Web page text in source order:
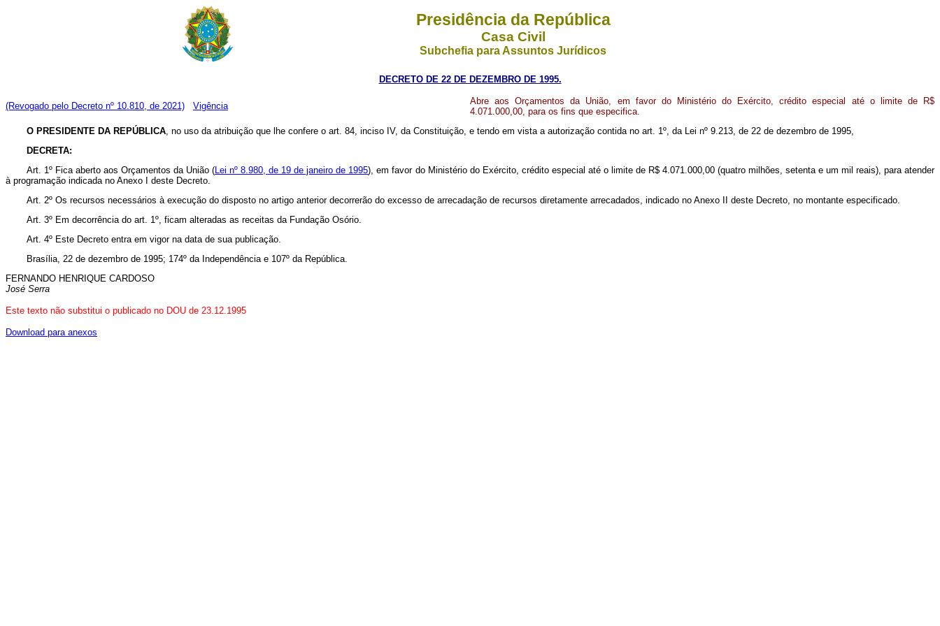
Presidência da República
Casa Civil
Subchefia para Assuntos Jurídicos
DECRETO DE 22 DE DEZEMBRO DE 1995.
(Revogado pelo Decreto nº 10.810, de 2021) Vigência
Abre aos Orçamentos da União, em favor do Ministério do Exército, crédito especial até o limite de R$
4.071.000,00, para os fins que especifica.
O PRESIDENTE DA REPÚBLICA, no uso da atribuição que lhe confere o art. 84, inciso IV, da Constituição, e tendo em vista a autorização contida no art. 1º, da Lei nº 9.213, de 22 de dezembro de 1995,
DECRETA:
Art. 1º Fica aberto aos Orçamentos da União (Lei nº 8.980, de 19 de janeiro de 1995), em favor do Ministério do Exército, crédito especial até o limite de R$ 4.071.000,00 (quatro milhões, setenta e um mil reais), para atender
à programação indicada no Anexo I deste Decreto.
Art. 2º Os recursos necessários à execução do disposto no artigo anterior decorrerão do excesso de arrecadação de recursos diretamente arrecadados, indicado no Anexo II deste Decreto, no montante especificado.
Art. 3º Em decorrência do art. 1º, ficam alteradas as receitas da Fundação Osório.
Art. 4º Este Decreto entra em vigor na data de sua publicação.
Brasília, 22 de dezembro de 1995; 174º da Independência e 107º da República.
FERNANDO HENRIQUE CARDOSO
José Serra
Este texto não substitui o publicado no DOU de 23.12.1995
Download para anexos